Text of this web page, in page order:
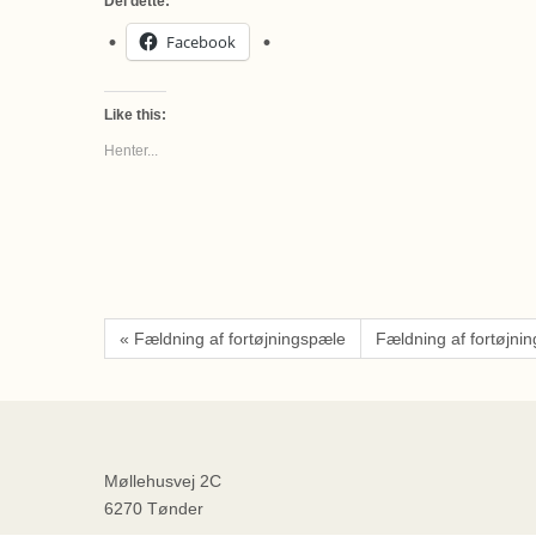
Facebook
Like this:
Henter...
« Fældning af fortøjningspæle Fældning af
Møllehusvej 2C
6270 Tønder